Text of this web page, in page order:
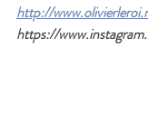
http://
https://